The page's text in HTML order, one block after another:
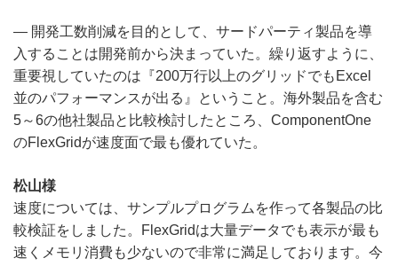
― 開発工数削減を目的として、サードパーティ製品を導
入することは開発前から決まっていた。繰り返すように、
重要視していたのは『200万行以上のグリッドでもExcel
並のパフォーマンスが出る』ということ。海外製品を含む
5～6の他社製品と比較検討したところ、ComponentOne
のFlexGridが速度面で最も優れていた。
松山様
速度については、サンプルプログラムを作って各製品の比
較検証をしました。FlexGridは大量データでも表示が最も
速くメモリ消費も少ないので非常に満足しております。今